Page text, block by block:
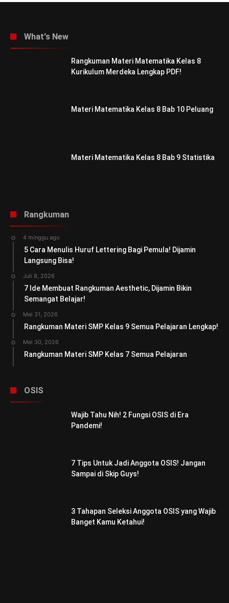
What's New
Rangkuman Materi Matematika Kelas 8
Kurikulum Merdeka Lengkap PDF!
Materi Matematika Kelas 8 Bab 10 Peluang
Materi Matematika Kelas 8 Bab 9 Statistika
Rangkuman
4 minggu ago
5 Cara Menulis Huruf Lettering Bagi Pemula! Dijamin
Langsung Bisa!
Juli 8, 2026
7 Ide Membuat Rangkuman Aesthetic, Dijamin Bikin
Semangat Belajar!
Mei 31, 2026
Rangkuman Materi SMP Kelas 9 Semua Pelajaran Lengkap!
Mei 30, 2026
Rangkuman Materi SMP Kelas 7 Semua Pelajaran
OSIS
Wajib Tahu Nih! 2 Fungsi OSIS di Era
Pandemi!
7 Tips Untuk Jadi Anggota OSIS! Jangan
Sampai di Skip Guys!
3 Tahapan Seleksi Anggota OSIS yang Wajib
Banget Kamu Ketahui!